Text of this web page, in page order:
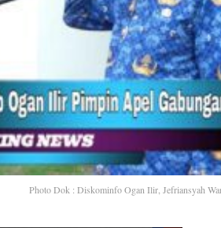
Photo Dok : Diskominfo Ogan Ilir, Jefriansyah